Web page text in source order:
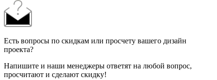
Есть вопросы по скидкам или просчету вашего дизайн
проекта?
Напишите и наши менеджеры ответят на любой вопрос,
просчитают и сделают скидку!